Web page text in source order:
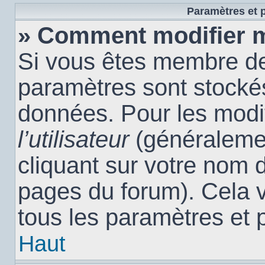
Paramètres et
» Comment modifier
Si vous êtes membre
paramètres sont
données. Pour les
l’utilisateur
cliquant sur votre nom
pages du forum). Cela
tous les paramètres et
Haut